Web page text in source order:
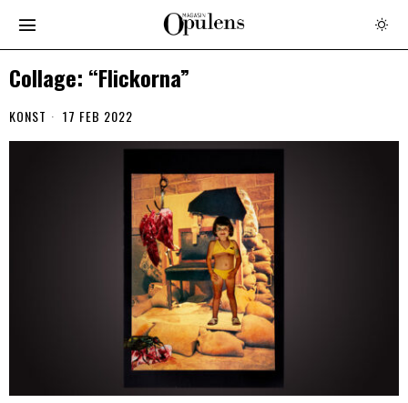
Collage: “Flickorna”
KONST 17 FEB 2022